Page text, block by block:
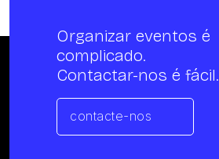
Organizar eventos é
complicado.
Contactar-nos é fácil.
contacte-nos